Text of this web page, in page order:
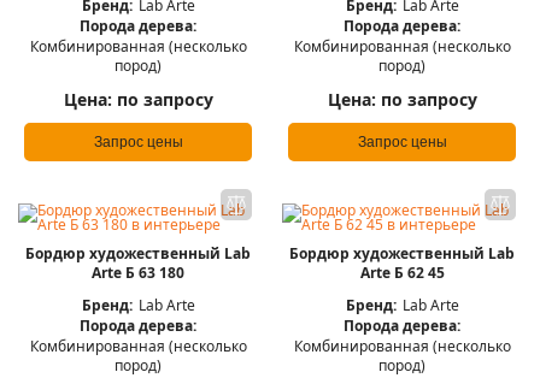
Бренд: Lab Arte
Порода дерева:
Комбинированная (несколько
пород)
Цена: по запросу
Запрос цены
Бренд: Lab Arte
Порода дерева:
Комбинированная (несколько
пород)
Цена: по запросу
Запрос цены
Бордюр художественный Lab
Arte Б 63 180
Бренд: Lab Arte
Порода дерева:
Комбинированная (несколько
пород)
Бордюр художественный Lab
Arte Б 62 45
Бренд: Lab Arte
Порода дерева:
Комбинированная (несколько
пород)